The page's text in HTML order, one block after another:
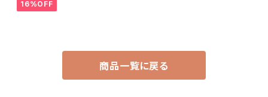
16%OFF
商品一覧に戻る